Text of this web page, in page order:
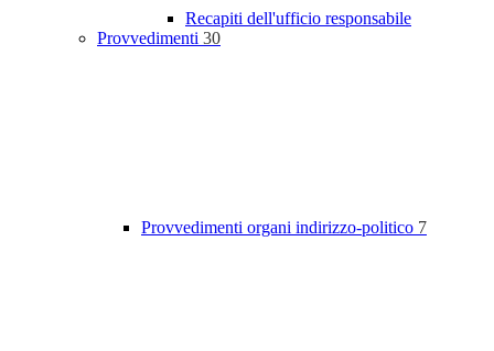
Recapiti dell'ufficio responsabile
Provvedimenti 30
Provvedimenti organi indirizzo-politico 7